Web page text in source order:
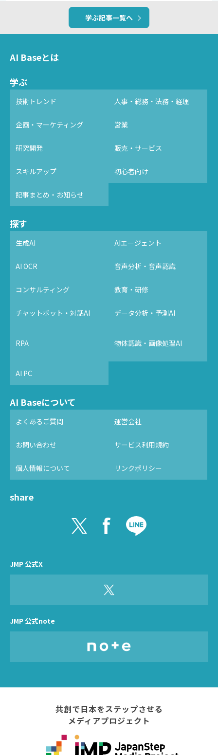
学ぶ記事一覧へ
AI Baseとは
学ぶ
技術トレンド 人事・総務・法務・経理
企画・マーケティング 営業
研究開発 販売・サービス
スキルアップ 初心者向け
記事まとめ・お知らせ
探す
生成AI AIエージェント
AI OCR 音声分析・音声認識
コンサルティング 教育・研修
チャットボット・対話AI データ分析・予測AI
RPA 物体認識・画像処理AI
AI PC
AI Baseについて
よくあるご質問 運営会社
お問い合わせ サービス利用規約
個人情報について リンクポリシー
share
JMP 公式X
JMP 公式note
共創で日本をステップさせる
メディアプロジェクト